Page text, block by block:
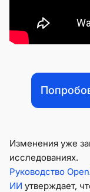
Изменения уже
исследованиях.
Руководство
ИИ утверждает,